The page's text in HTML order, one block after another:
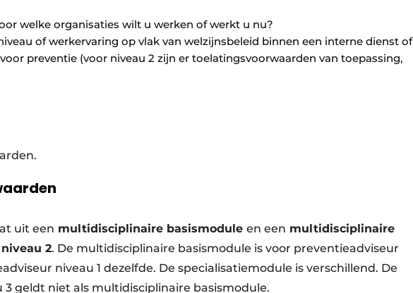
welke organisaties wilt u werken of werkt u nu?
of werkervaring op vlak van welzijnsbeleid binnen een interne dienst of
preventie (voor niveau 2 zijn er toelatingsvoorwaarden van toepassing,
uit een multidisciplinaire basismodule en een multidisciplinaire
2. De multidisciplinaire basismodule is voor preventieadviseur
niveau 1 dezelfde. De specialisatiemodule is verschillend. De
3 geldt niet als multidisciplinaire basismodule.